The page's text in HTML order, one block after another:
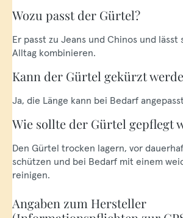
Wozu passt der Gürtel?
Er passt zu Jeans und Chinos und lässt
Alltag kombinieren.
Kann der Gürtel gekürzt
Ja, die Länge kann bei Bedarf
Wie sollte der Gürtel gepflegt
Den Gürtel trocken lagern, vor
schützen und bei Bedarf mit einem
reinigen.
Angaben zum Hersteller